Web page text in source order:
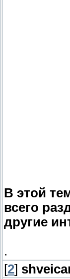
В этой
всего
другие
.
[2]